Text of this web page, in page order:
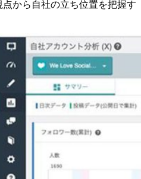
から自社の立ち位置を把握す